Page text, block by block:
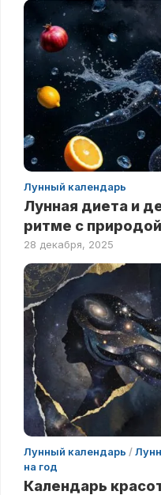
Лунный календарь
Лунная диета и
ритме с природой
28 декабря, 2025
Лунный календарь /
на год
Календарь